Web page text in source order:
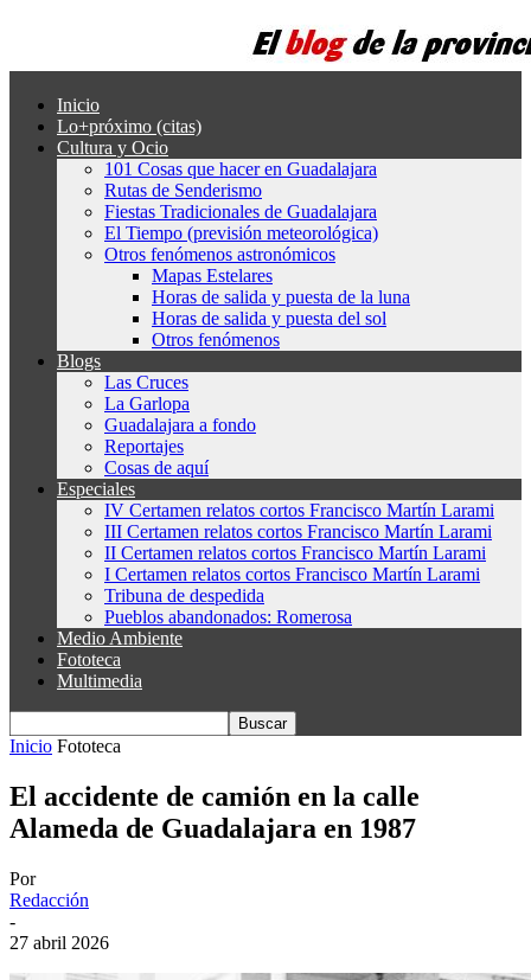
Inicio
Lo+próximo (citas)
Cultura y Ocio
101 Cosas que hacer en Guadalajara
Rutas de Senderismo
Fiestas Tradicionales de Guadalajara
El Tiempo (previsión meteorológica)
Otros fenómenos astronómicos
Mapas Estelares
Horas de salida y puesta de la luna
Horas de salida y puesta del sol
Otros fenómenos
Blogs
Las Cruces
La Garlopa
Guadalajara a fondo
Reportajes
Cosas de aquí
Especiales
IV Certamen relatos cortos Francisco Martín Larami
III Certamen relatos cortos Francisco Martín Larami
II Certamen relatos cortos Francisco Martín Larami
I Certamen relatos cortos Francisco Martín Larami
Tribuna de despedida
Pueblos abandonados: Romerosa
Medio Ambiente
Fototeca
Multimedia
Inicio Fototeca
El accidente de camión en la calle
Alameda de Guadalajara en 1987
Por
Redacción
-
27 abril 2026